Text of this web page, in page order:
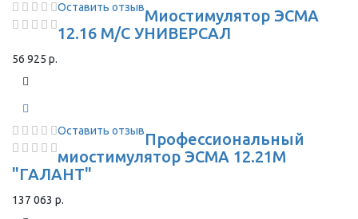
Оставить отзывМиостимулятор ЭСМА
12.16 М/С УНИВЕРСАЛ
56 925 р.
Оставить отзывПрофессиональный
миостимулятор ЭСМА 12.21М
"ГАЛАНТ"
137 063 р.